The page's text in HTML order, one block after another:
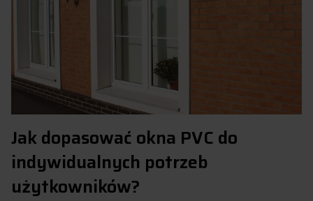
Jak dopasować okna PVC do
indywidualnych potrzeb
użytkowników?